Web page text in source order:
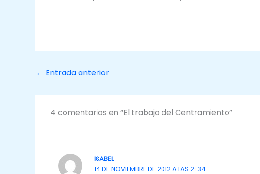
← Entrada anterior
4 comentarios en “El trabajo del Centramiento”
ISABEL
14 DE NOVIEMBRE DE 2012 A LAS 21:34